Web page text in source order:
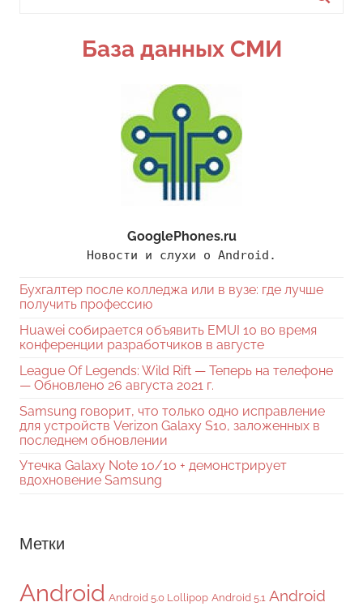
База данных СМИ
GooglePhones.ru
Новости и слухи о Android.
Бухгалтер после колледжа или в вузе: где лучше
получить профессию
Huawei собирается объявить EMUI 10 во время
конференции разработчиков в августе
League Of Legends: Wild Rift — Теперь на телефоне
— Обновлено 26 августа 2021 г.
Samsung говорит, что только одно исправление
для устройств Verizon Galaxy S10, заложенных в
последнем обновлении
Утечка Galaxy Note 10/10 + демонстрирует
вдохновение Samsung
Метки
Android Android 5.0 Lollipop Android 5.1 Android